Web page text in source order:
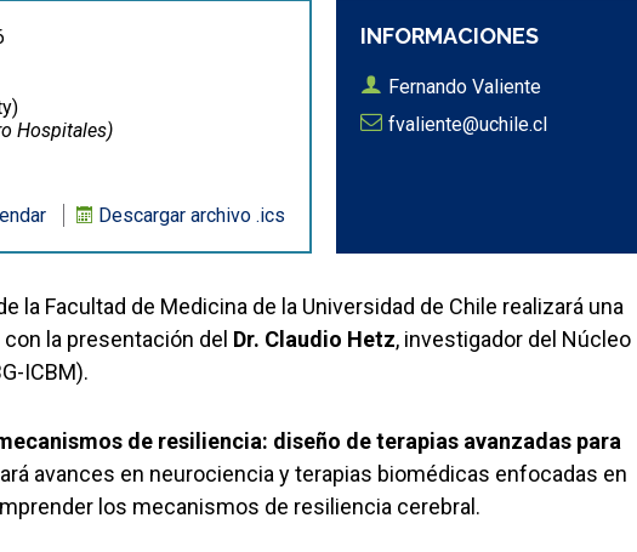
INFORMACIONES
Fernando Valiente
fvaliente@uchile.cl
Hospitales)
Descargar archivo .ics
la Facultad de Medicina de la Universidad de Chile realizará una
la presentación del Dr. Claudio Hetz, investigador del Núcleo
ICBM).
de resiliencia: diseño de terapias avanzadas para
avances en neurociencia y terapias biomédicas enfocadas en
los mecanismos de resiliencia cerebral.